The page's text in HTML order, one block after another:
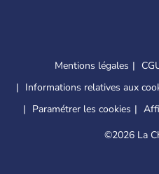
Mentions légales
Informations relatives aux
Paramétrer les cookies
©2026 La